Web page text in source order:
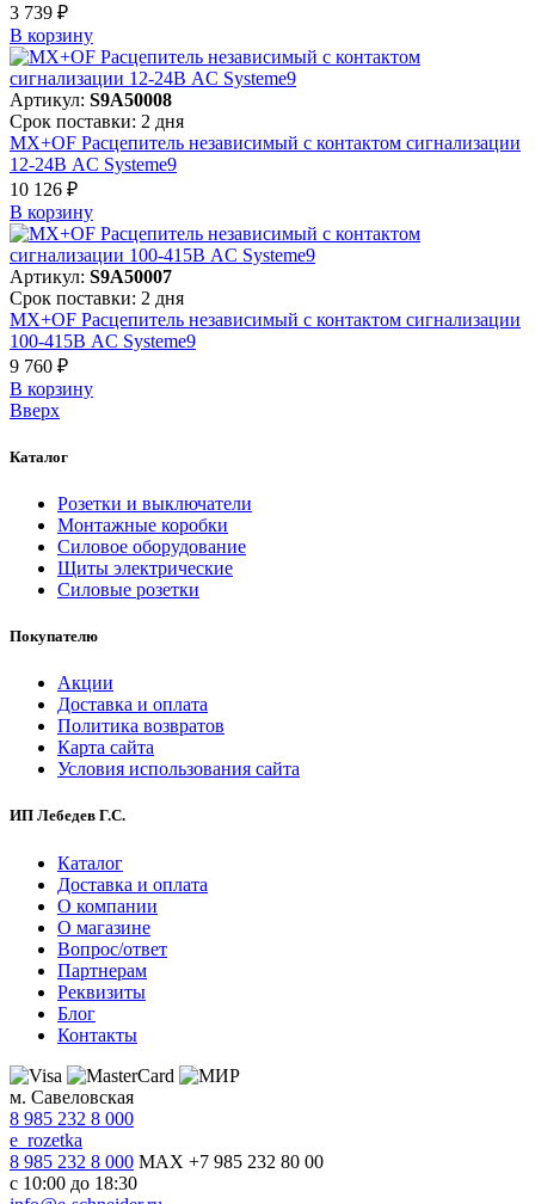
3 739 ₽
В корзинy
Артикул: S9A50008
Срок поставки: 2 дня
MX+OF Расцепитель независимый с контактом сигнализации
12-24В AC Systeme9
10 126 ₽
В корзинy
Артикул: S9A50007
Срок поставки: 2 дня
MX+OF Расцепитель независимый с контактом сигнализации
100-415В AC Systeme9
9 760 ₽
В корзинy
Вверх
Каталог
Розетки и выключатели
Монтажные коробки
Силовое оборудование
Щиты электрические
Силовые розетки
Покупателю
Акции
Доставка и оплата
Политика возвратов
Карта сайта
Условия использования сайта
ИП Лебедев Г.С.
Каталог
Доставка и оплата
О компании
О магазине
Вопрос/ответ
Партнерам
Реквизиты
Блог
Контакты
м. Савеловская
8 985 232 8 000
e_rozetka
8 985 232 8 000 MAX +7 985 232 80 00
с 10:00 до 18:30